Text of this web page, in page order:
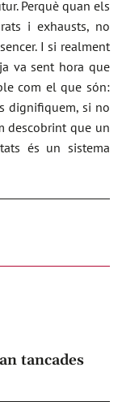
Perquè quan els
i exhausts, no
I si realment
va sent hora que
com el que són:
dignifiquem, si no
descobrint que un
és un sistema
tancades